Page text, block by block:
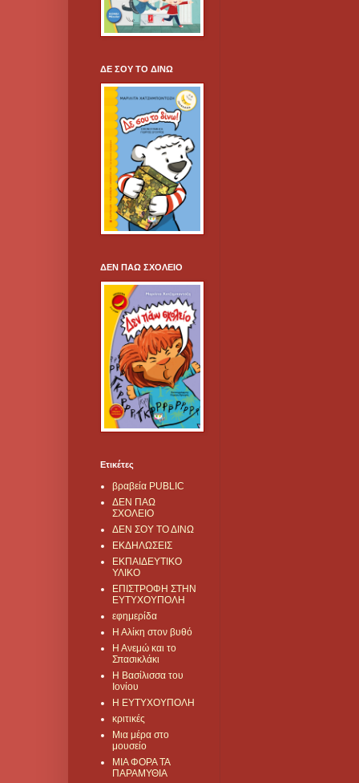
ΔΕ ΣΟΥ ΤΟ ΔΙΝΩ
ΔΕΝ ΠΑΩ ΣΧΟΛΕΙΟ
Ετικέτες
βραβεία PUBLIC
ΔΕΝ ΠΑΩ
ΣΧΟΛΕΙΟ
ΔΕΝ ΣΟΥ ΤΟ ΔΙΝΩ
ΕΚΔΗΛΩΣΕΙΣ
ΕΚΠΑΙΔΕΥΤΙΚΟ
ΥΛΙΚΟ
ΕΠΙΣΤΡΟΦΗ ΣΤΗΝ
ΕΥΤΥΧΟΥΠΟΛΗ
εφημερίδα
Η Αλίκη στον βυθό
Η Ανεμώ και το
Σπασικλάκι
Η Βασίλισσα του
Ιονίου
Η ΕΥΤΥΧΟΥΠΟΛΗ
κριτικές
Μια μέρα στο
μουσείο
ΜΙΑ ΦΟΡΑ ΤΑ
ΠΑΡΑΜΥΘΙΑ